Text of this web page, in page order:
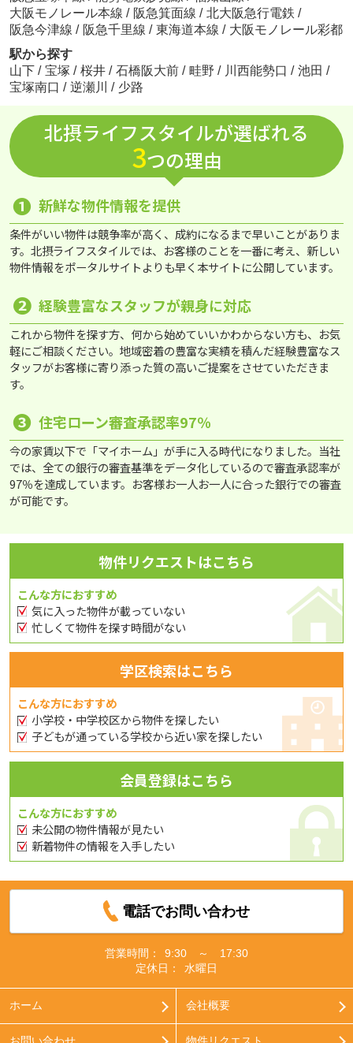
大阪モノレール本線 / 阪急箕面線 / 北大阪急行電鉄 /
阪急今津線 / 阪急千里線 / 東海道本線 / 大阪モノレール彩都
駅から探す
山下 / 宝塚 / 桜井 / 石橋阪大前 / 畦野 / 川西能勢口 / 池田 /
宝塚南口 / 逆瀬川 / 少路
北摂ライフスタイルが選ばれる
3つの理由
❶ 新鮮な物件情報を提供
条件がいい物件は競争率が高く、成約になるまで早いことがありま
す。北摂ライフスタイルでは、お客様のことを一番に考え、新しい
物件情報をポータルサイトよりも早く本サイトに公開しています。
❷ 経験豊富なスタッフが親身に対応
これから物件を探す方、何から始めていいかわからない方も、お気
軽にご相談ください。地域密着の豊富な実績を積んだ経験豊富なス
タッフがお客様に寄り添った質の高いご提案をさせていただきま
す。
❸ 住宅ローン審査承認率97％
今の家賃以下で「マイホーム」が手に入る時代になりました。当社
では、全ての銀行の審査基準をデータ化しているので審査承認率が
97％を達成しています。お客様お一人お一人に合った銀行での審査
が可能です。
物件リクエストはこちら
こんな方におすすめ
気に入った物件が載っていない
忙しくて物件を探す時間がない
学区検索はこちら
こんな方におすすめ
小学校・中学校区から物件を探したい
子どもが通っている学校から近い家を探したい
会員登録はこちら
こんな方におすすめ
未公開の物件情報が見たい
新着物件の情報を入手したい
電話でお問い合わせ
営業時間：
9:30 ～ 17:30
定休日：
水曜日
ホーム 会社概要
お問い合わせ 物件リクエスト